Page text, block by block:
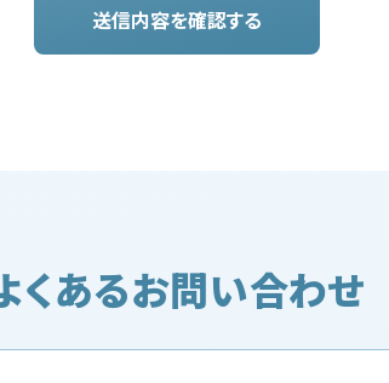
送信内容を確認する
くあるお問い合わせ